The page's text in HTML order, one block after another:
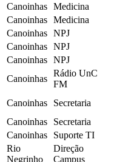
Canoinhas Medicina
Canoinhas Medicina
Canoinhas NPJ
Canoinhas NPJ
Canoinhas NPJ
Canoinhas
Rádio UnC
FM
Canoinhas Secretaria
Canoinhas
Secretaria
Canoinhas
Suporte TI
Rio
Negrinho
Direção
Campus